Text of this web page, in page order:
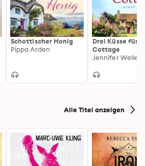
Schottischer Honig
Pippa Arden
Drei Küsse für
Cottage
Jennifer Wellen
Alle Titel anzeigen